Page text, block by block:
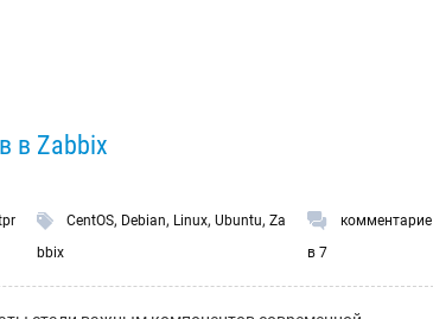
в Zabbix
CentOS, Debian, Linux,Ubuntu,Za
bbix
комментарие
в 7